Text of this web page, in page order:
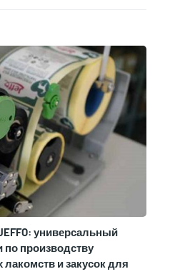
универсальный
по производству
и закусок для